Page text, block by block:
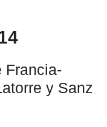
Francia-
y Sanz